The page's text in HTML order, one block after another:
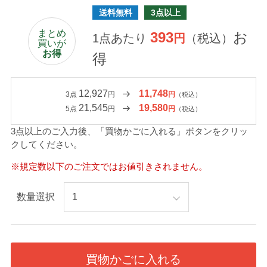
まとめ
買いが
お得
送料無料 3点以上
1点あたり393円 （税込） お
得
3点 12,927 円 11,748円 （税込）
5点 21,545円 19,580円 （税込）
3点以上のご入力後、「買物かごに入れる」ボタンをクリッ
クしてください。
※規定数以下のご注文ではお値引きされません。
数量選択
買物かごに入れる